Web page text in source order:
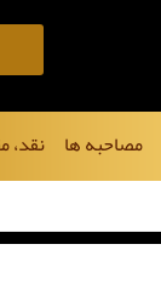
مصاحبه ها نقد،